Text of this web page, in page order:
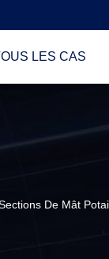
LES CAS
De Mât